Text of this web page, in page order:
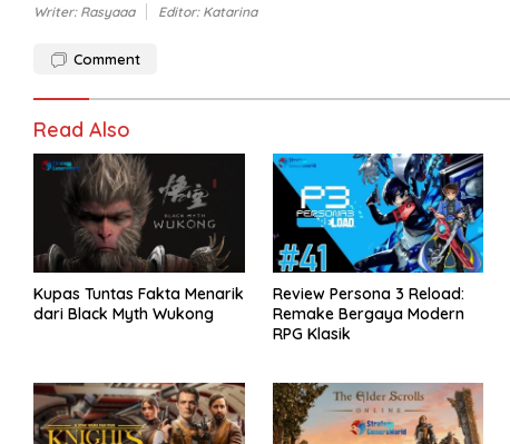
Writer: Rasyaaa Editor: Katarina
Comment
Read Also
Kupas Tuntas Fakta Menarik
dari Black Myth Wukong
Review Persona 3 Reload:
Remake Bergaya Modern
RPG Klasik